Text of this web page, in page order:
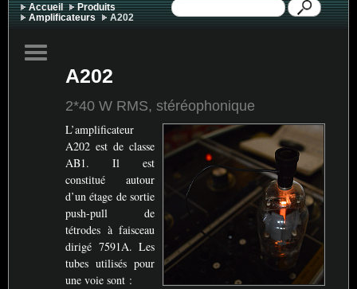
Accueil
Produits
Amplificateurs
A202
A202
2*40 W RMS, stéréophonique
L’amplificateur
A202 est de classe
AB1. Il est
constitué autour
d’un étage de sortie
push-pull de
tétrodes à faisceau
dirigé 7591A. Les
tubes utilisés pour
une voie sont :